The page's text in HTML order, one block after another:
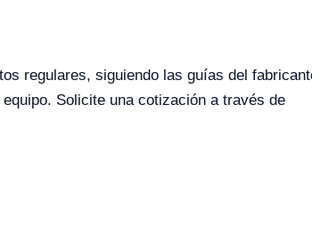
regulares, siguiendo las guías del
Solicite una cotización a través de